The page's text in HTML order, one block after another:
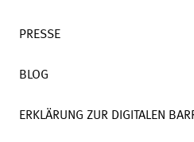
PRESSE
BLOG
ERKLÄRUNG ZUR DIGITALEN